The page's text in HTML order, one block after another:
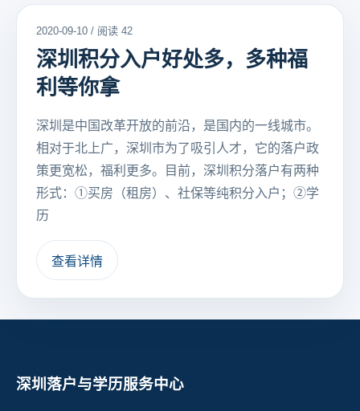
2020-09-10 / 阅读 42
深圳积分入户好处多，多种福
利等你拿
深圳是中国改革开放的前沿，是国内的一线城市。
相对于北上广，深圳市为了吸引人才，它的落户政
策更宽松，福利更多。目前，深圳积分落户有两种
形式：①买房（租房）、社保等纯积分入户；②学
历
查看详情
深圳落户与学历服务中心